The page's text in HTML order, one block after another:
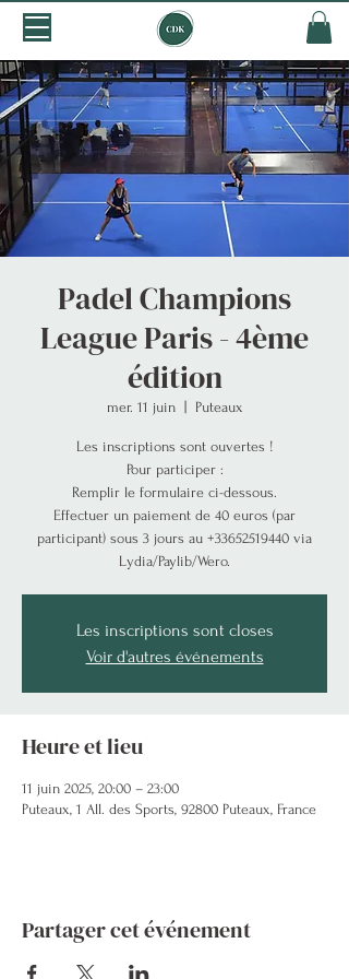
Padel Champions
League Paris - 4ème
édition
mer. 11 juin
  |
Puteaux
Les inscriptions sont ouvertes !
Pour participer :
Remplir le formulaire ci-dessous.
Effectuer un paiement de 40 euros (par
participant) sous 3 jours au +33652519440 via
Lydia/Paylib/Wero.
Les inscriptions sont closes
Voir d'autres événements
Heure et lieu
11 juin 2025, 20:00 – 23:00
Puteaux, 1 All. des Sports, 92800 Puteaux, France
Partager cet événement